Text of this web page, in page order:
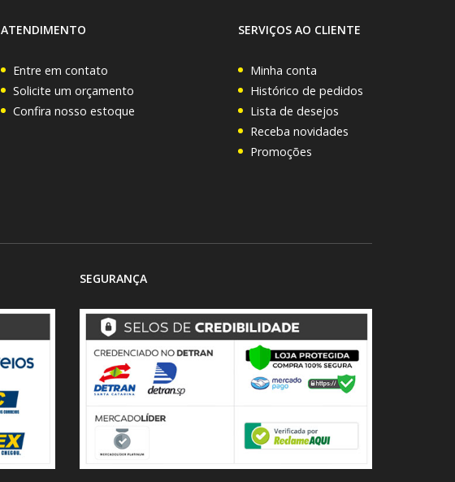
ATENDIMENTO
Entre em contato
Solicite um orçamento
Confira nosso estoque
SERVIÇOS AO CLIENTE
Minha conta
Histórico de pedidos
Lista de desejos
Receba novidades
Promoções
SEGURANÇA